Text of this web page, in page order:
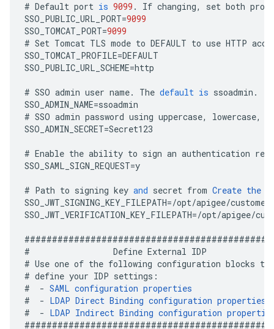
# Default port is 9099 . If changing, set both
SSO_PUBLIC_URL_PORT=9099
SSO_TOMCAT_PORT=9099
# Set Tomcat TLS mode to DEFAULT to use HTTP
SSO_TOMCAT_PROFILE=DEFAULT
SSO_PUBLIC_URL_SCHEME=http
# SSO admin user name. The default is ssoadmin .
SSO_ADMIN_NAME=ssoadmin
# SSO admin password using uppercase, lowercase,
SSO_ADMIN_SECRET=Secret123
# Enable the ability to sign an authentication
SSO_SAML_SIGN_REQUEST=y
# Path to signing key and secret from Create the
SSO_JWT_SIGNING_KEY_FILEPATH=/opt/apigee/customer
SSO_JWT_VERIFICATION_KEY_FILEPATH=/opt/apigee/
#
Define External IDP
# Use one of the following configuration blocks to
# define your IDP settings :
#
- SAML configuration properties
#
- LDAP Direct Binding configuration properties
#
- LDAP Indirect Binding configuration